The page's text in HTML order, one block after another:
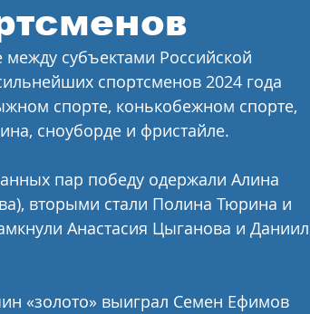
между субъектами Российской
спортсменов 2024 года
спорте, конькобежном спорте,
сноуборде и фристайле.
пар победу одержали Алина
вторыми стали Полина Тюрина и
Анастасия Цыганова и Даниил
«золото» выиграл Семен Ефимов